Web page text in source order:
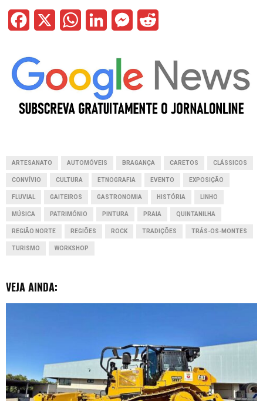
c
e
b
k
t
s
p
k
e
M
s
e
e
d
ARTESANATO AUTOMÓVEIS BRAGANÇA CARETOS CLÁSSICOS
CONVÍVIO CULTURA ETNOGRAFIA EVENTO EXPOSIÇÃO
FLUVIAL GAITEIROS GASTRONOMIA HISTÓRIA LINHO
MÚSICA PATRIMÓNIO PINTURA PRAIA QUINTANILHA
REGIÃO NORTE REGIÕES ROCK TRADIÇÕES TRÁS-OS-MONTES
TURISMO WORKSHOP
VEJA AINDA: